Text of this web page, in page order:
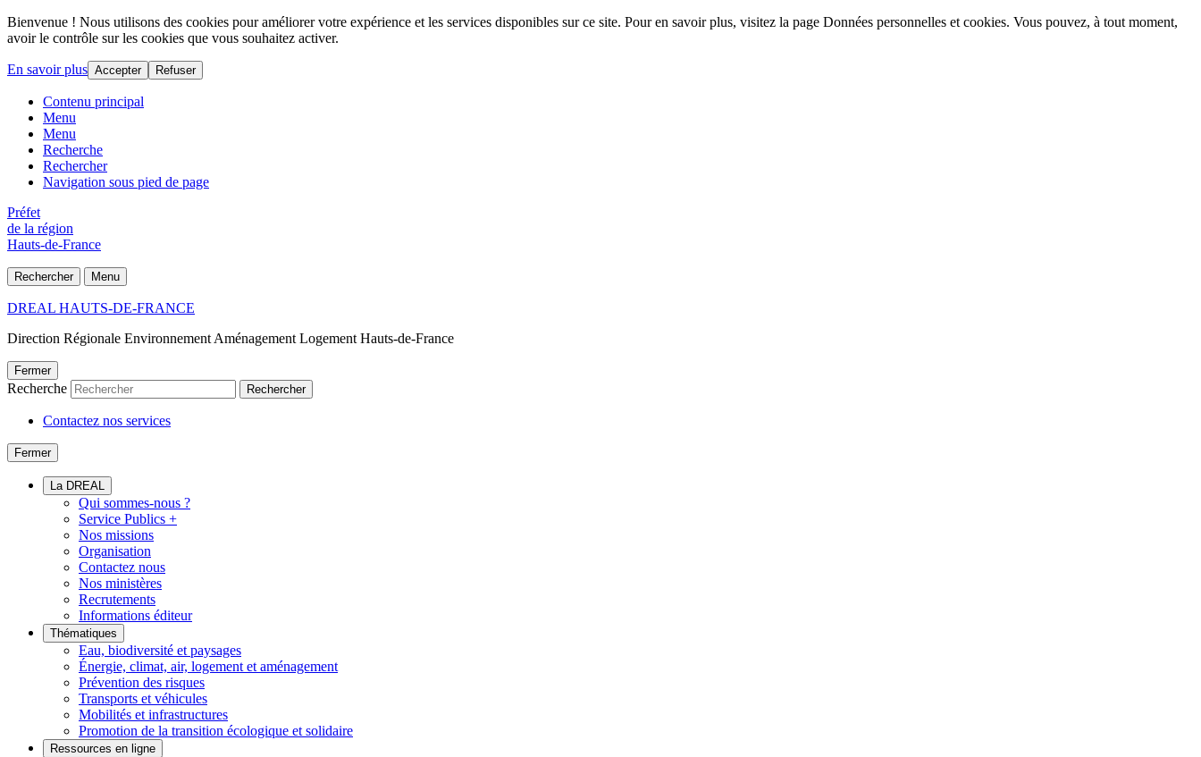
Bienvenue ! Nous utilisons des cookies pour améliorer votre expérience et les services disponibles sur ce site. Pour en savoir plus, visitez la page Données personnelles et cookies. Vous pouvez, à tout moment,
avoir le contrôle sur les cookies que vous souhaitez activer.
En savoir plus Accepter Refuser
Contenu principal
Menu
Menu
Recherche
Rechercher
Navigation sous pied de page
Préfet
de la région
Hauts-de-France
Rechercher Menu
DREAL HAUTS-DE-FRANCE
Direction Régionale Environnement Aménagement Logement Hauts-de-France
Fermer
Recherche Rechercher
Contactez nos services
Fermer
La DREAL
Qui sommes-nous ?
Service Publics +
Nos missions
Organisation
Contactez nous
Nos ministères
Recrutements
Informations éditeur
Thématiques
Eau, biodiversité et paysages
Énergie, climat, air, logement et aménagement
Prévention des risques
Transports et véhicules
Mobilités et infrastructures
Promotion de la transition écologique et solidaire
Ressources en ligne